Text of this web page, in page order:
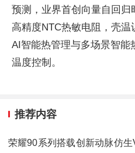
预测，业界首创向量自回
高精度NTC热敏电阻，壳
AI智能热管理与多场景智能
温度控制。
推荐内容
荣耀90系列搭载创新动脉仿